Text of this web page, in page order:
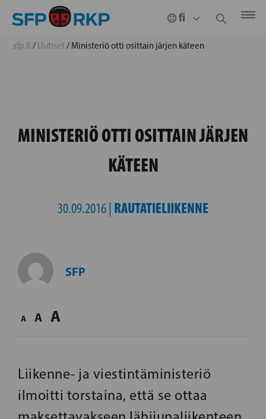
sfp.fi / Uutiset/ Ministeriö otti osittain järjen käteen
MINISTERIÖ OTTI OSITTAIN JÄRJEN
KÄTEEN
30.09.2016 | RAUTATIELIIKENNE
SFP
A A A
Liikenne- ja viestintäministeriö
ilmoitti torstaina, että se ottaa